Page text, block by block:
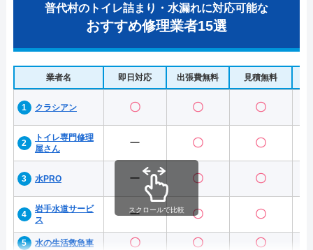
普代村のトイレ詰まり・水漏れに対応可能な
おすすめ修理業者15選
業者名 即日対応 出張費無料 見積無料
クラシアン 〇 〇 〇
トイレ専門修理
屋さん
ー 〇 〇
水PRO ー 〇 〇
岩手水道サービ
ス
ー 〇 〇
水の生活救急車 〇 〇 〇
スクロールで比較